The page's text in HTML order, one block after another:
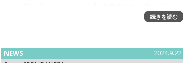
ルドケースが誕生スイスの高級時計ブランド「スピーク
続きを読む
NEWS 2024.9.22